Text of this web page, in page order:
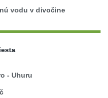
vodu v divočine
- Uhuru